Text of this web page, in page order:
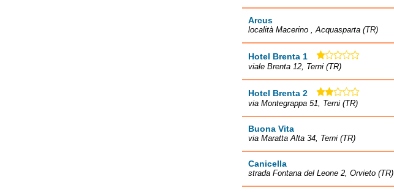
Arcus
località Macerino , Acquasparta (TR)
Hotel Brenta 1
viale Brenta 12, Terni (TR)
Hotel Brenta 2
via Montegrappa 51, Terni (TR)
Buona Vita
via Maratta Alta 34, Terni (TR)
Canicella
strada Fontana del Leone 2, Orvieto (TR)